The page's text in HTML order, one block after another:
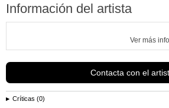
Información del artista
Ver más
Contacta con el
Críticas (0)